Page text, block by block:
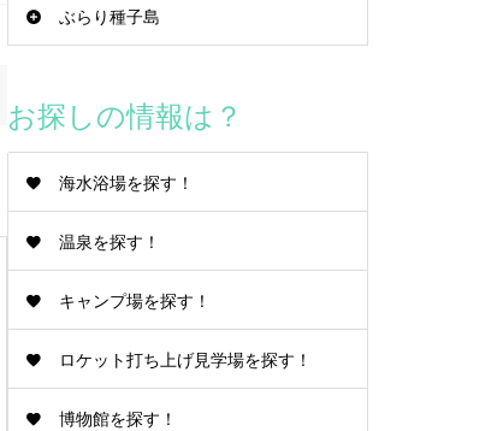
ぶらり種子島
お探しの情報は？
海水浴場を探す！
温泉を探す！
キャンプ場を探す！
ロケット打ち上げ見学場を探す！
博物館を探す！